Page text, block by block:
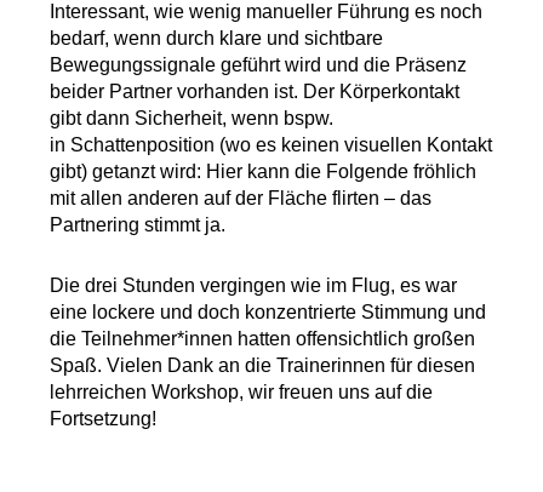
Interessant, wie wenig manueller Führung es noch
bedarf, wenn durch klare und sichtbare
Bewegungssignale geführt wird und die Präsenz
beider Partner vorhanden ist. Der Körperkontakt
gibt dann Sicherheit, wenn bspw.
in Schattenposition (wo es keinen visuellen Kontakt
gibt) getanzt wird: Hier kann die Folgende fröhlich
mit allen anderen auf der Fläche flirten – das
Partnering stimmt ja.
Die drei Stunden vergingen wie im Flug, es war
eine lockere und doch konzentrierte Stimmung und
die Teilnehmer*innen hatten offensichtlich großen
Spaß. Vielen Dank an die Trainerinnen für diesen
lehrreichen Workshop, wir freuen uns auf die
Fortsetzung!